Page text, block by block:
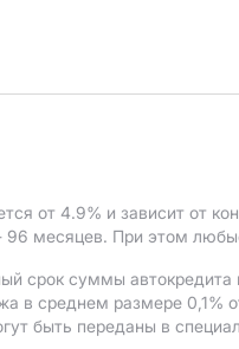
от 4.9% и зависит от
месяцев. При этом
срок суммы
в среднем размере
быть переданы в